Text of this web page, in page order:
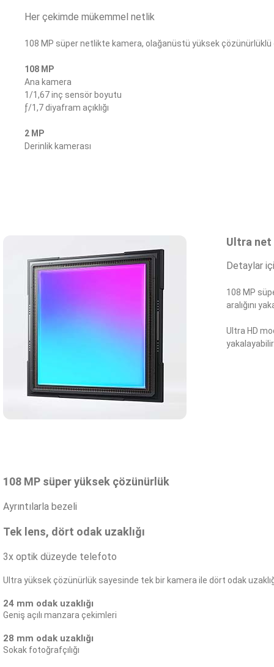
Her çekimde mükemmel netlik
108 MP süper netlikte kamera, olağanüstü yüksek
108 MP
Ana kamera
1/1,67 inç sensör boyutu
ƒ/1,7 diyafram açıklığı
2 MP
Derinlik kamerası
Ultra net
Detaylar
108 MP
aralığını
Ultra HD
108 MP süper yüksek çözünürlük
Ayrıntılarla bezeli
Tek lens, dört odak uzaklığı
3x optik düzeyde telefoto
Ultra yüksek çözünürlük sayesinde tek bir kamera ile dört odak
24 mm odak uzaklığı
Geniş açılı manzara çekimleri
28 mm odak uzaklığı
Sokak fotoğrafçılığı